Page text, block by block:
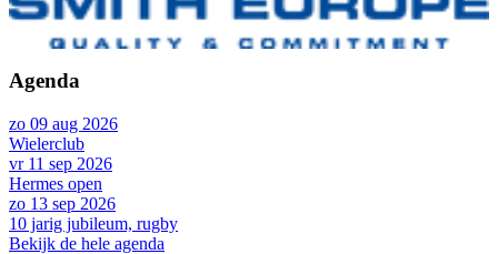
Agenda
zo 09 aug 2026
Wielerclub
vr 11 sep 2026
Hermes open
zo 13 sep 2026
10 jarig jubileum, rugby
Bekijk de hele agenda